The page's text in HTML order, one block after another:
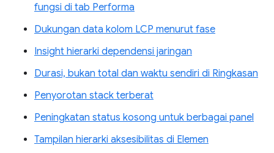
fungsi di tab Performa
Dukungan data kolom LCP menurut fase
Insight hierarki dependensi jaringan
Durasi, bukan total dan waktu sendiri di Ringkasan
Penyorotan stack terberat
Peningkatan status kosong untuk berbagai panel
Tampilan hierarki aksesibilitas di Elemen